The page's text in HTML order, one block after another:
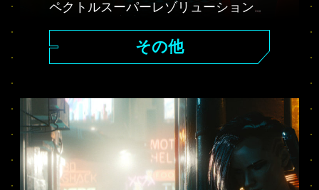
ペクトルスーパーレゾリューション
能、高フレームレートなど、ゲームが
さらなる進化を遂げる。パフォーマン
ス、レイトレーシング、レイトレーシ
から選択可能。PS5® Proの『サイバー
パンク2077』で、今まで以上に強化さ
れたビジュアル、より洗練されたアク
ションを体験しよう。
その他